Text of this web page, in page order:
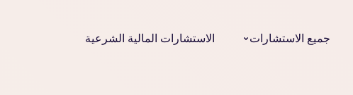
جميع الاستشارات
الاستشارات المالية الشرعية